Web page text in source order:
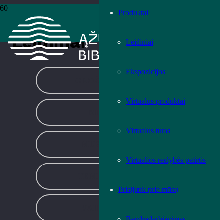
Produktai
Leidiniai
Ekspozicijos
Virtualūs produktai
Virtualus turas
Virtualios realybės patirtis
Prisijunk prie mūsų
Leidiniai